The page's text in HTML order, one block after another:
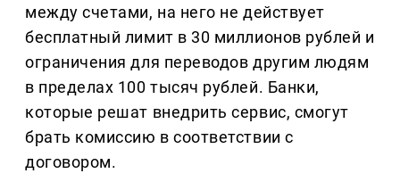
между счетами, на него не действует
бесплатный лимит в 30 миллионов рублей и
ограничения для переводов другим людям
в пределах 100 тысяч рублей. Банки,
которые решат внедрить сервис, смогут
брать комиссию в соответствии с
договором.